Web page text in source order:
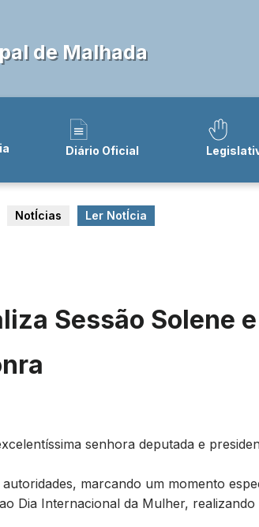
de Malhada
Diário Oficial
NotÍcias Ler NotÍcia
Sessão Solene
senhora deputada e
marcando um momento
Dia Internacional da Mulher,